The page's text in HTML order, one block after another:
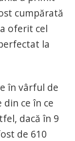
cumpărată
oferit cel
la
în vârful de
ce în ce
dacă în 9
de 610